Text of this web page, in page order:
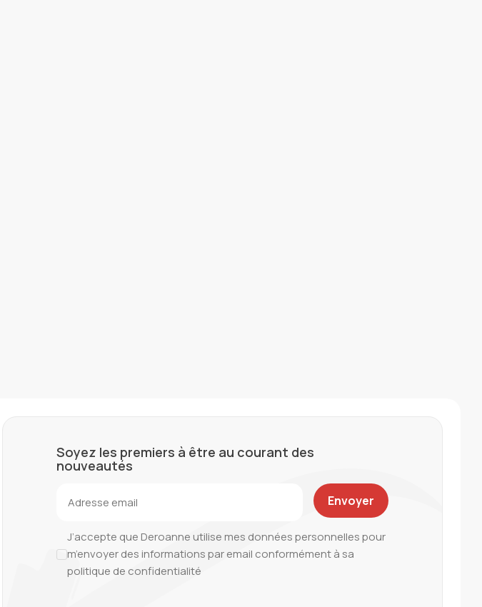
Soyez les premiers à être au courant des
nouveautés
J’accepte que Deroanne utilise mes données personnelles pour
m’envoyer des informations par email conformément à sa
politique de confidentialité